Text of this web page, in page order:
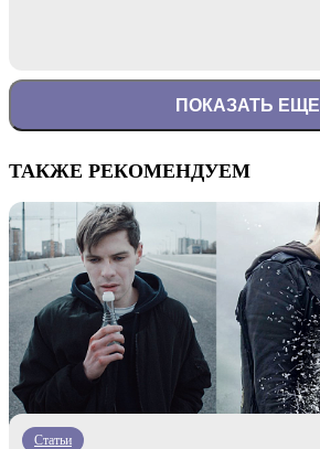
ПОКАЗАТЬ ЕЩЕ
ТАКЖЕ РЕКОМЕНДУЕМ
Статьи